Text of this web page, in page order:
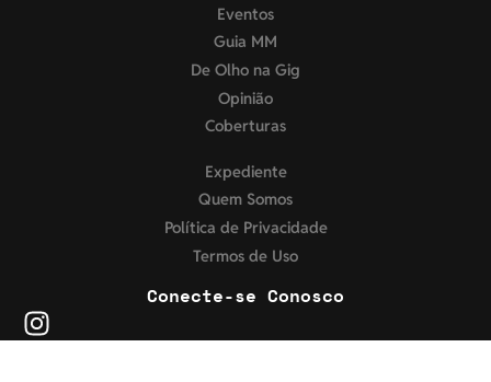
Eventos
Guia MM
De Olho na Gig
Opinião
Coberturas
Expediente
Quem Somos
Política de Privacidade
Termos de Uso
Conecte-se Conosco